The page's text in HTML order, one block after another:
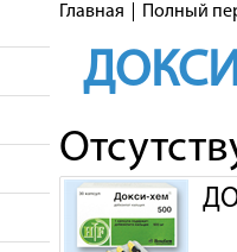
Главная Полный